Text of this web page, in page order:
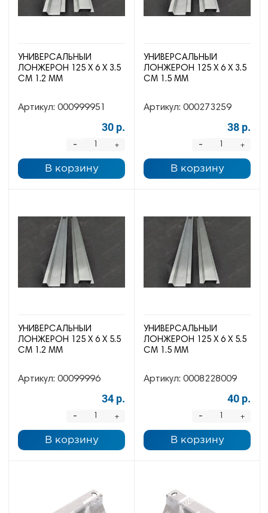
УНИВЕРСАЛЬНЫЙ
ЛОНЖЕРОН 125 Х 6 Х 3.5
СМ 1.2 ММ
Артикул: 000999951
30 р.
+
-
В корзину
УНИВЕРСАЛЬНЫЙ
ЛОНЖЕРОН 125 Х 6 Х 3.5
СМ 1.5 ММ
Артикул: 000273259
38 р.
+
-
В корзину
УНИВЕРСАЛЬНЫЙ
ЛОНЖЕРОН 125 Х 6 Х 5.5
СМ 1.2 ММ
Артикул: 00099996
34 р.
+
-
В корзину
УНИВЕРСАЛЬНЫЙ
ЛОНЖЕРОН 125 Х 6 Х 5.5
СМ 1.5 ММ
Артикул: 0008228009
40 р.
+
-
В корзину